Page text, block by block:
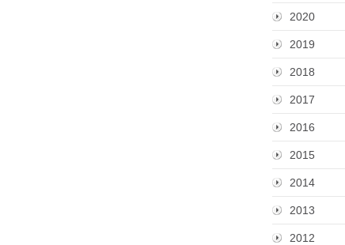
2020
2019
2018
2017
2016
2015
2014
2013
2012